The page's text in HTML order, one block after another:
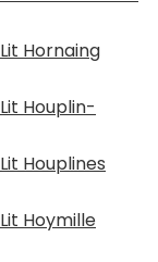
Hornaing
Houplin-
Houplines
Hoymille